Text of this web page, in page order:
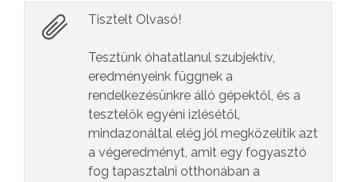
Tisztelt Olvasó!
Tesztünk óhatatlanul szubjektív,
eredményeink függnek a
rendelkezésünkre álló gépektől, és a
tesztelők egyéni izlésétől,
mindazonáltal elég jól megközelítik azt
a végeredményt, amit egy fogyasztó
fog tapasztalni otthonában a